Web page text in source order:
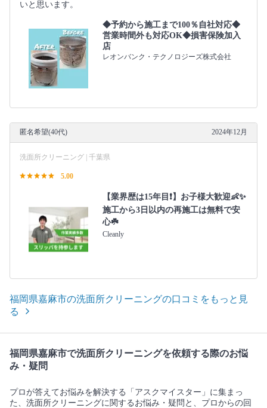
いと思います。
◆予約から施工まで100％自社対応◆
営業時間外も対応OK◆損害保険加入
店
レオンバンク・テクノロジーズ株式会社
匿名希望(40代) 2024年12月
洗面所クリーニング | 千葉県
5.00
【業界歴は15年目❗️】お子様大歓迎👶✨
施工から3日以内の再施工は無料で安
心☘️
Cleanly
福岡県嘉麻市の洗面所クリーニングの口コミをもっと見
る
福岡県嘉麻市で洗面所クリーニングを依頼する際のお悩
み・疑問
プロが答えてお悩みを解決する「アスクマイスター」に集まっ
た、洗面所クリーニングに関するお悩み・疑問と、プロからの回